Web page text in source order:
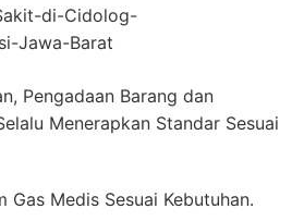
di-Cidolog-
Jawa-Barat
Pengadaan Barang dan
Menerapkan Standar Sesuai
Gas Medis Sesuai Kebutuhan.